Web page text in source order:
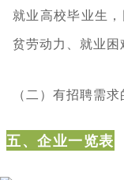
就业高校毕业生
贫劳动力、就业困
（二）有招聘需
五、企业一览表